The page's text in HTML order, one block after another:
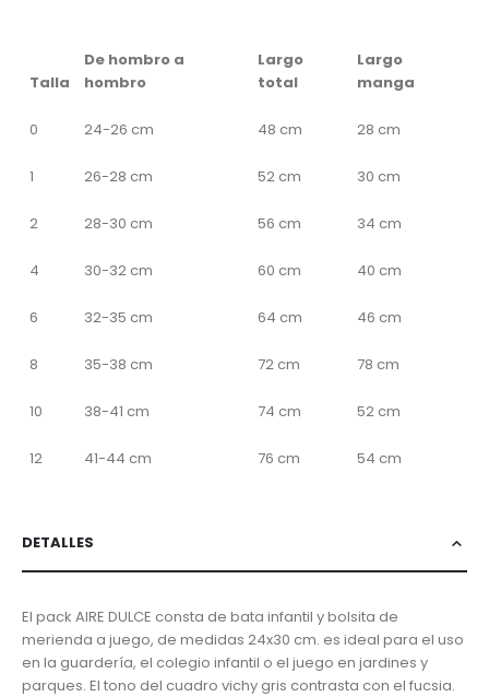
Talla
De hombro a
hombro
Largo
total
Largo
manga
0 24-26 cm 48 cm 28 cm
1 26-28 cm 52 cm 30 cm
2 28-30 cm 56 cm 34 cm
4 30-32 cm 60 cm 40 cm
6 32-35 cm 64 cm 46 cm
8 35-38 cm 72 cm 78 cm
10 38-41 cm 74 cm 52 cm
12 41-44 cm 76 cm 54 cm
DETALLES
El pack AIRE DULCE consta de bata infantil y bolsita de
merienda a juego, de medidas 24x30 cm. es ideal para el uso
en la guardería, el colegio infantil o el juego en jardines y
parques. El tono del cuadro vichy gris contrasta con el fucsia.